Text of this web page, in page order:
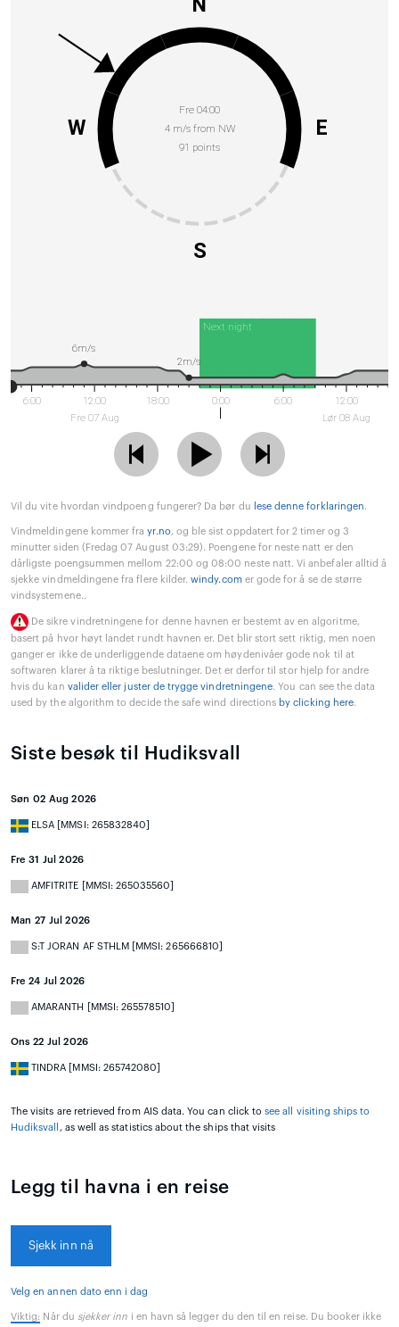
Fre 04:00
4 m/s from NW
91 points
N
E
S
W
Next night
6:00
12:00
Fre 07 Aug
18:00 0:00 6:00
12:00
Lør 08 Aug
6m/s
2m/s
Vil du vite hvordan vindpoeng fungerer? Da bør du lese denne forklaringen.
Vindmeldingene kommer frayr.no, og ble sist oppdatert for 2 timer og 3
minutter siden (Fredag 07 August 03:29). Poengene for neste natt er den
dårligste poengsummen mellom 22:00 og 08:00 neste natt. Vi anbefaler alltid å
sjekke vindmeldingene fra flere kilder.windy.comer gode for å se de større
vindsystemene..
De sikre vindretningene for denne havnen er bestemt av en algoritme,
basert på hvor høyt landet rundt havnen er. Det blir stort sett riktig, men noen
ganger er ikke de underliggende dataene om høydenivåer gode nok til at
softwaren klarer å ta riktige beslutninger. Det er derfor til stor hjelp for andre
hvis du kan valider eller juster de trygge vindretningene. You can see the data
used by the algorithm to decide the safe wind directions by clicking here.
Siste besøk til Hudiksvall
Søn 02 Aug 2026
ELSA [MMSI: 265832840]
Fre 31 Jul 2026
AMFITRITE [MMSI: 265035560]
Man 27 Jul 2026
S:T JORAN AF STHLM [MMSI: 265666810]
Fre 24 Jul 2026
AMARANTH [MMSI: 265578510]
Ons 22 Jul 2026
TINDRA [MMSI: 265742080]
The visits are retrieved from AIS data. You can click tosee all visiting ships to
Hudiksvall , as well as statistics about the ships that visits
Legg til havna i en reise
Sjekk inn nå
Velg en annen dato enn i dag
Viktig: Når du sjekker inn i en havn så legger du den til en reise. Du booker ikke